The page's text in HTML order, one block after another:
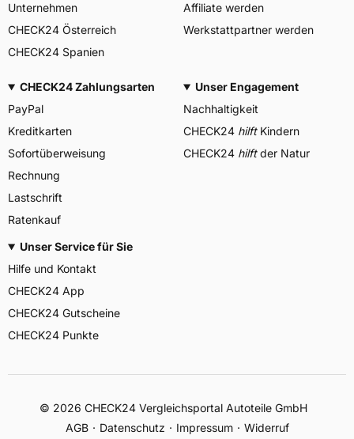
Unternehmen
CHECK24 Österreich
CHECK24 Spanien
Affiliate werden
Werkstattpartner werden
CHECK24 Zahlungsarten
PayPal
Kreditkarten
Sofortüberweisung
Rechnung
Lastschrift
Ratenkauf
Unser Engagement
Nachhaltigkeit
CHECK24 hilftKindern
CHECK24 hilftder Natur
Unser Service für Sie
Hilfe und Kontakt
CHECK24 App
CHECK24 Gutscheine
CHECK24 Punkte
© 2026 CHECK24 Vergleichsportal Autoteile GmbH
AGB
Datenschutz Impressum Widerruf